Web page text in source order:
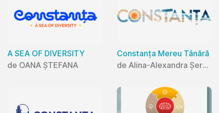
A SEA OF DIVERSITY
de OANA ȘTEFANA
Constanța Mereu Tânără
de Alina-Alexandra Șerban